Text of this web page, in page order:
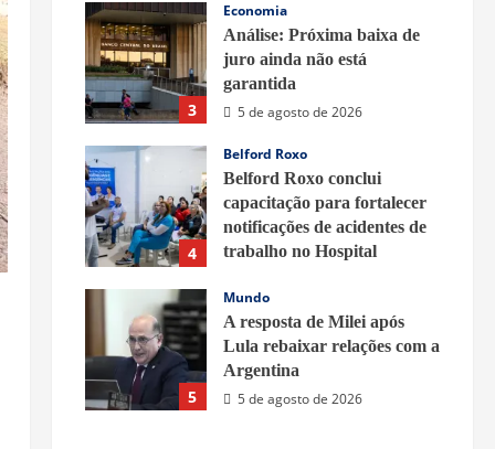
3
Economia
Análise: Próxima baixa de
juro ainda não está
garantida
5 de agosto de 2026
4
Belford Roxo
Belford Roxo conclui
capacitação para fortalecer
notificações de acidentes de
trabalho no Hospital
Belford Roxo
5 de agosto de 2026
5
Mundo
A resposta de Milei após
Lula rebaixar relações com a
Argentina
5 de agosto de 2026